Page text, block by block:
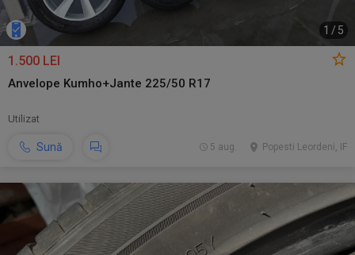
1 / 5
1.500 LEI
Anvelope Kumho+Jante 225/50 R17
Utilizat
Sună Popesti Leordeni, IF
5 aug.